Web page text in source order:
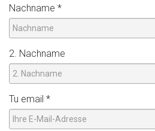
Nachname *
2. Nachname
Tu email *